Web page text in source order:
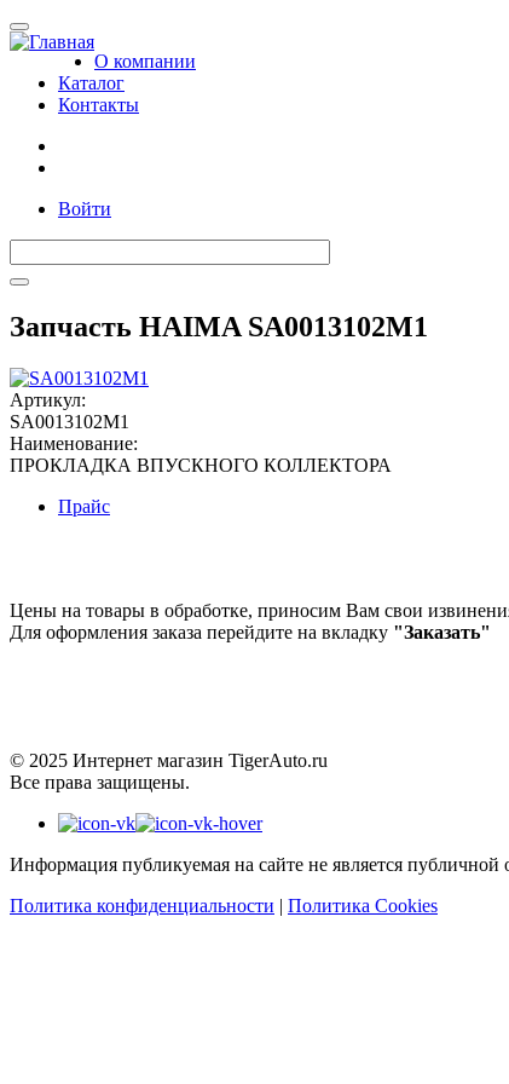
Toggle
navigation О компании
Каталог
Контакты
Войти
Запчасть HAIMA SA0013102M1
Артикул:
SA0013102M1
Наименование:
ПРОКЛАДКА ВПУСКНОГО КОЛЛЕКТОРА
Прайс
Цены на товары в обработке, приносим Вам свои
Для оформления заказа перейдите на вкладку "Заказать"
© 2025 Интернет магазин TigerAuto.ru
Все права защищены.
Информация публикуемая на сайте не является
Политика конфиденциальности | Политика Cookies